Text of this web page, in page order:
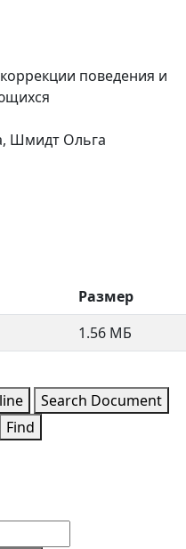
поведения и
Шмидт Ольга
Размер
1.56 МБ
Search Document
Find